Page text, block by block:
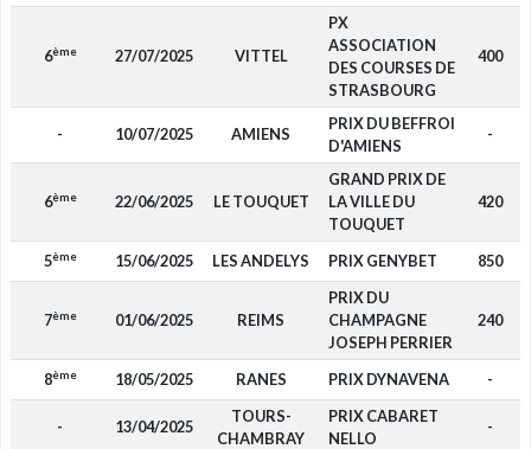
6ème 27/07/2025 VITTEL
PX
ASSOCIATION
DES COURSES DE
STRASBOURG
400
- 10/07/2025 AMIENS
PRIX DU BEFFROI
D'AMIENS
-
6ème 22/06/2025 LE TOUQUET
GRAND PRIX DE
LA VILLE DU
TOUQUET
420
5ème 15/06/2025 LES ANDELYS PRIX GENYBET 850
7ème 01/06/2025 REIMS
PRIX DU
CHAMPAGNE
JOSEPH PERRIER
240
8ème 18/05/2025 RANES PRIX DYNAVENA -
- 13/04/2025
TOURS-
CHAMBRAY
PRIX CABARET
NELLO
-